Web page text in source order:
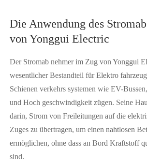
Die Anwendung des
von Yonggui Electric
Der Stromab nehmer im Zug von Yonggui
wesentlicher Bestandteil für Elektro
Schienen verkehrs systemen wie EV-
und Hoch geschwindigkeit zügen. Seine
darin, Strom von Freileitungen auf die
Zuges zu übertragen, um einen nahtlosen
ermöglichen, ohne dass an Bord Kraftstoff
sind.